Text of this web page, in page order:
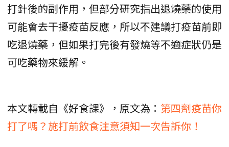
打針後的副作用，但部分研究指出退燒藥的使用
可能會去干擾疫苗反應，所以不建議打疫苗前即
吃退燒藥，但如果打完後有發燒等不適症狀仍是
可吃藥物來緩解。
本文轉載自《好食課》，原文為： 第四劑疫苗你
打了嗎？施打前飲食注意須知一次告訴你！